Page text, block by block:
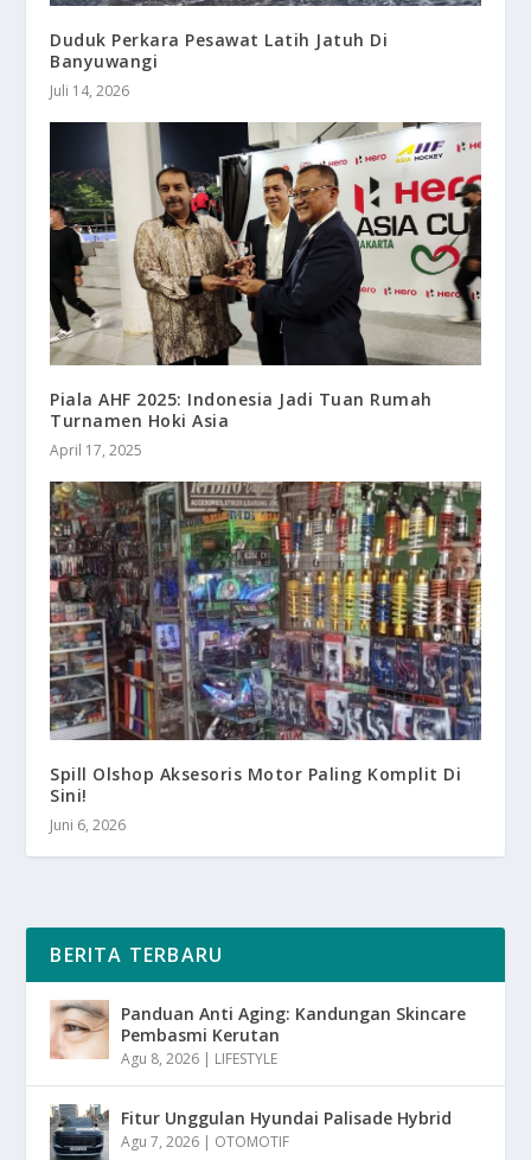
Duduk Perkara Pesawat Latih Jatuh Di
Banyuwangi
Juli 14, 2026
Piala AHF 2025: Indonesia Jadi Tuan Rumah
Turnamen Hoki Asia
April 17, 2025
Spill Olshop Aksesoris Motor Paling Komplit Di
Sini!
Juni 6, 2026
BERITA TERBARU
Panduan Anti Aging: Kandungan Skincare
Pembasmi Kerutan
Agu 8, 2026 | LIFESTYLE
Fitur Unggulan Hyundai Palisade Hybrid
Agu 7, 2026 | OTOMOTIF